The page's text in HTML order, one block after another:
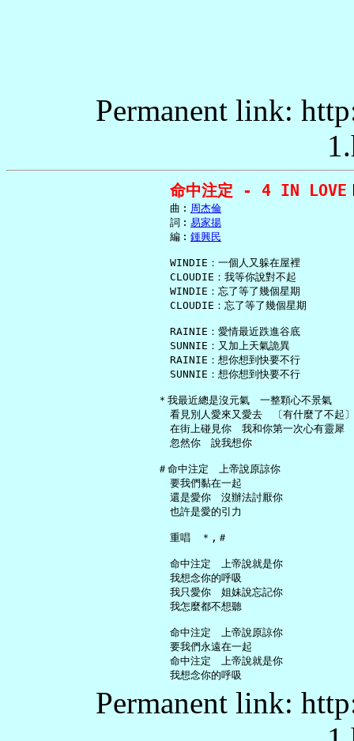
Permanent link:
命中注定 - 4 IN LOVE
     曲︰
周杰倫
     詞︰
易家揚
     編︰
鍾興民
     WINDIE：一個人又躲在屋裡
     CLOUDIE：我等你說對不起
     WINDIE：忘了等了幾個星期
     CLOUDIE：忘了等了幾個星期
     RAINIE：愛情最近跌進谷底
     SUNNIE：又加上天氣詭異
     RAINIE：想你想到快要不行
     SUNNIE：想你想到快要不行
   ＊我最近總是沒元氣　一整顆心不景氣
     看見別人愛來又愛去　〔有什麼了不起〕
     在街上碰見你　我和你第一次心有靈犀
     忽然你　說我想你
   ＃命中注定　上帝說原諒你
     要我們黏在一起
     還是愛你　沒辦法討厭你
     也許是愛的引力
     重唱　＊,＃
     命中注定　上帝說就是你
     我想念你的呼吸
     我只愛你　姐妹說忘記你
     我怎麼都不想聽
     命中注定　上帝說原諒你
     要我們永遠在一起
     命中注定　上帝說就是你
Permanent link: